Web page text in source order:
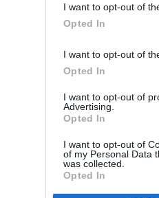
I want to opt-out of
Opted In
I want to opt-out of
Opted In
I want to opt-out of
Advertising.
Opted In
I want to opt-out of
of my Personal Data
was collected.
Opted In